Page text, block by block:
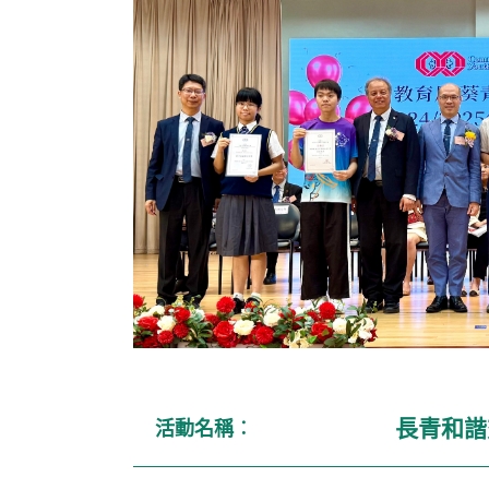
活動名稱︰ 長青和